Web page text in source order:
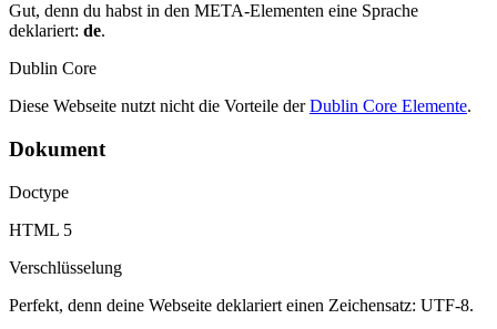
Gut, denn du habst in den META-Elementen eine Sprache
deklariert: de.
Dublin Core
Diese Webseite nutzt nicht die Vorteile derDublin Core Elemente.
Dokument
Doctype
HTML 5
Verschlüsselung
Perfekt, denn deine Webseite deklariert einen Zeichensatz: UTF-8.